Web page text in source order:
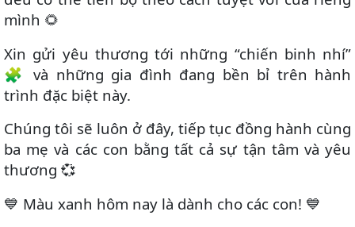
mình 🌻
Xin gửi yêu thương tới những “chiến binh nhí”
🧩 và những gia đình đang bền bỉ trên hành
trình đặc biệt này.
Chúng tôi sẽ luôn ở đây, tiếp tục đồng hành cùng
ba mẹ và các con bằng tất cả sự tận tâm và yêu
thương 💞
💙 Màu xanh hôm nay là dành cho các con! 💙